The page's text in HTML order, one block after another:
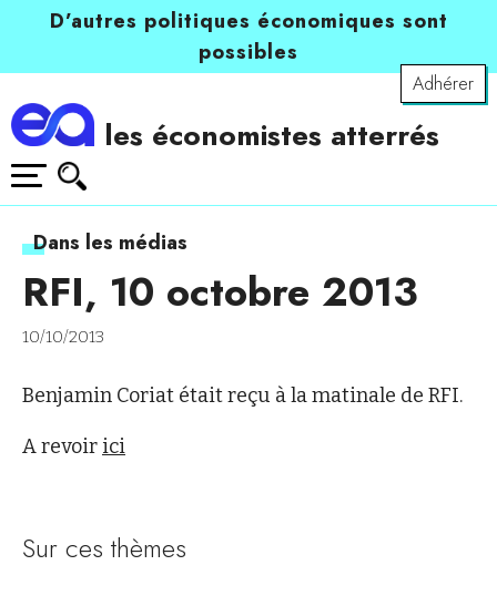
D’autres politiques économiques sont
possibles
Adhérer
les économistes atterrés
Dans les médias
RFI, 10 octobre 2013
10/10/2013
Benjamin Coriat était reçu à la matinale de RFI.
A revoir ici
Sur ces thèmes